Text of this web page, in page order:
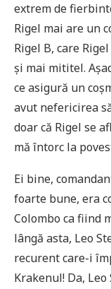
extrem de
Rigel mai are un
Rigel B, care
și mai mititel.
ce asigură un
avut nefericirea
doar că Rigel se
mă întorc la
Ei bine,
foarte bune, era
Colombo ca fiind
lângă asta, Leo
recurent care-i
Krakenul! Da,